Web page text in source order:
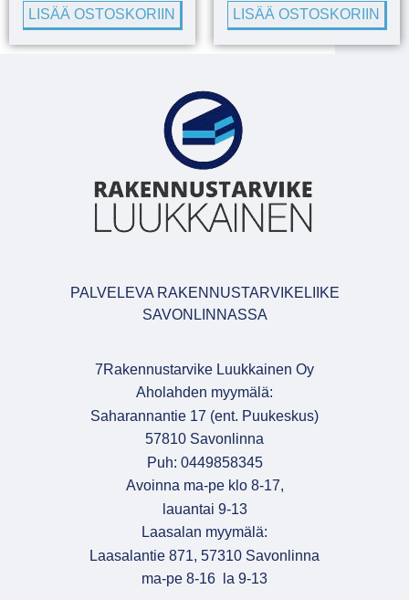
LISÄÄ OSTOSKORIIN LISÄÄ OSTOSKORIIN
PALVELEVA RAKENNUSTARVIKELIIKE
SAVONLINNASSA
7Rakennustarvike Luukkainen Oy
Aholahden myymälä:
Saharannantie 17 (ent. Puukeskus)
57810 Savonlinna
Puh: 0449858345
Avoinna ma-pe klo 8-17,
lauantai 9-13
Laasalan myymälä:
Laasalantie 871, 57310 Savonlinna
ma-pe 8-16 la 9-13